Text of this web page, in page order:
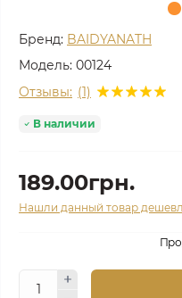
Бренд: BAIDYANATH
Модель: 00124
Отзывы: (1)
В наличии
189.00грн.
Нашли данный товар